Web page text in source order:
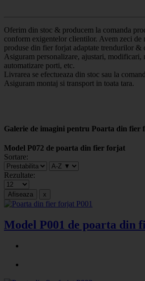
Oferim din stoc & producem la comanda
conform exigentelor clientilor. Avem zeci de
produse din fier forjat adaptate trendurilor &
Asiguram personalizare, ajustari, modificari,
automatizare porti, etc.
Livrarea se efectueaza din stoc sau la
Asiguram montaj si transport in toata tara.
Galerie de imagini pentru Poarta din fier
Model P072 de poarta din fier forjat
Sortare:
Rezultate:
Model P001 de poarta din